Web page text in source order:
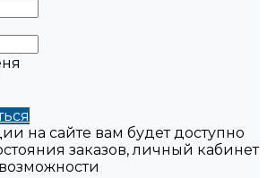
на сайте вам будет доступно
заказов, личный кабинет